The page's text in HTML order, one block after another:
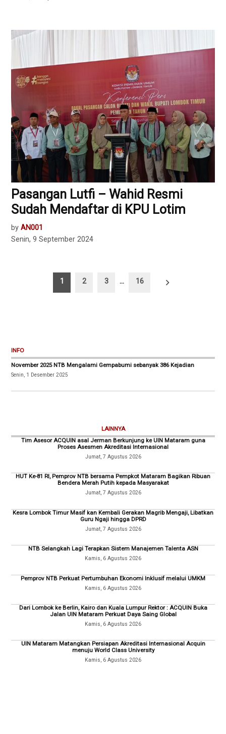
Pasangan Lutfi – Wahid Resmi
Sudah Mendaftar di KPU Lotim
by AN001
Senin, 9 September 2024
1 2 3 … 16
INFO
November 2025 NTB Mengalami Gempabumi sebanyak 386 Kejadian
Senin, 1 Desember 2025
LAINNYA
Tim Asesor ACQUIN asal Jerman Berkunjung ke UIN Mataram guna
Proses Asesmen Akreditasi Internasional
Jumat, 7 Agustus 2026
HUT Ke-81 RI, Pemprov NTB bersama Pempkot Mataram Bagikan Ribuan
Bendera Merah Putih kepada Masyarakat
Jumat, 7 Agustus 2026
Kesra Lombok Timur Masif kan Kembali Gerakan Magrib Mengaji, Libatkan
Guru Ngaji hingga DPRD
Jumat, 7 Agustus 2026
NTB Selangkah Lagi Terapkan Sistem Manajemen Talenta ASN
Kamis, 6 Agustus 2026
Pemprov NTB Perkuat Pertumbuhan Ekonomi Inklusif melalui UMKM
Kamis, 6 Agustus 2026
Dari Lombok ke Berlin, Kairo dan Kuala Lumpur Rektor : ACQUIN Buka
Jalan UIN Mataram Perkuat Daya Saing Global
Kamis, 6 Agustus 2026
UIN Mataram Matangkan Persiapan Akreditasi Internasional Acquin
menuju World Class University
Kamis, 6 Agustus 2026